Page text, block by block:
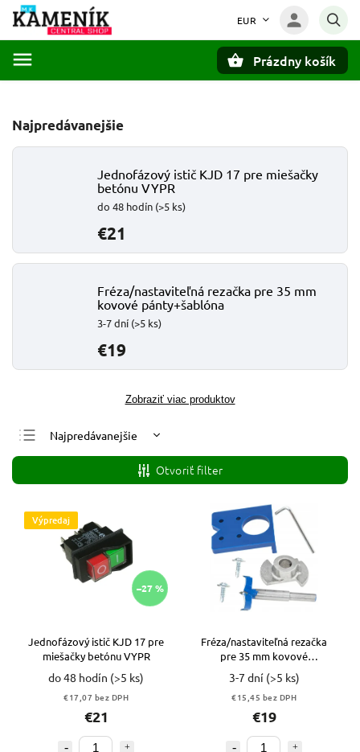
EUR
Prázdny košík
Najpredávanejšie
Jednofázový istič KJD 17 pre miešačky
betónu VYPR
do 48 hodín (>5 ks)
€21
Fréza/nastaviteľná rezačka pre 35 mm
kovové pánty+šablóna
3-7 dní (>5 ks)
€19
Zobraziť viac produktov
Najpredávanejšie
Najlacnejšie
Najdrahšie
Abecedne
Otvoriť filter
Výpredaj
–27 %
Jednofázový istič KJD 17 pre
miešačky betónu VYPR
do 48 hodín (>5 ks)
€17,07 bez DPH
€21
Fréza/nastaviteľná rezačka
pre 35 mm kovové
pánty+šablóna
3-7 dní (>5 ks)
€15,45 bez DPH
€19